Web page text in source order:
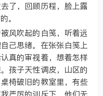
了，回顾历程，脸上露
。
风吹起的白笺，听着远
己思绪。在张张白笺上
真的审视着，想着怎样
孩子天性调皮，山区的
椅破旧的教室里，有些